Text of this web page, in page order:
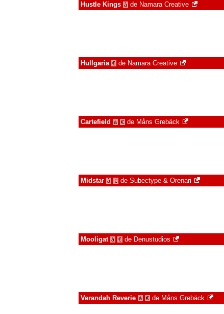
Hustle Kings à de Namara Creative
Hullgaria € de Namara Creative
Cartefield à € de Måns Grebäck
Midstar à € de Subectype & Orenari
Mooligat à € de Denustudios
Verandah Reverie à € de Måns Grebäck